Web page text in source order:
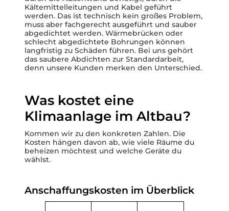
Kältemittelleitungen und Kabel geführt
werden. Das ist technisch kein großes Problem,
muss aber fachgerecht ausgeführt und sauber
abgedichtet werden. Wärmebrücken oder
schlecht abgedichtete Bohrungen können
langfristig zu Schäden führen. Bei uns gehört
das saubere Abdichten zur Standardarbeit,
denn unsere Kunden merken den Unterschied.
Was kostet eine
Klimaanlage im Altbau?
Kommen wir zu den konkreten Zahlen. Die
Kosten hängen davon ab, wie viele Räume du
beheizen möchtest und welche Geräte du
wählst.
Anschaffungskosten im Überblick